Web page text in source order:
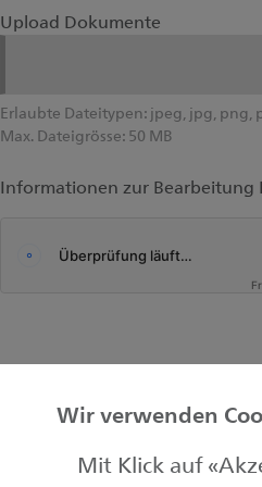
Upload Dokumente
Erlaubte Dateitypen: jpeg, jpg, png,
Max. Dateigrösse: 50 MB
Informationen zur Bearbeitung
Wir verwenden
Mit Klick auf